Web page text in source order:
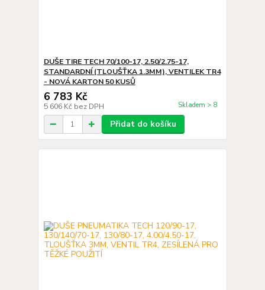
DUŠE TIRE TECH 70/100-17, 2.50/2.75-17,
STANDARDNÍ (TLOUŠŤKA 1.3MM), VENTILEK TR4
- NOVÁ KARTON 50 KUSŮ
6 783 Kč
5 606 Kč bez DPH Skladem > 8
Přidat do košíku